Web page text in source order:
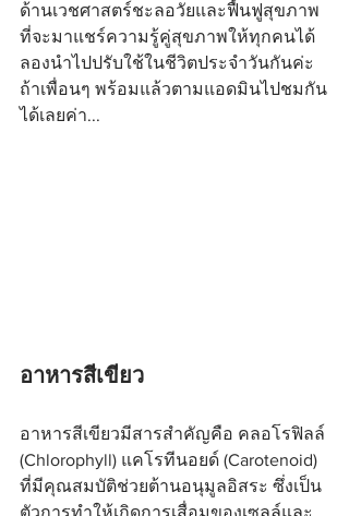
ด้านเวชศาสตร์ชะลอวัยและฟื้นฟูสุขภาพ
ที่จะมาแชร์ความรู้คู่สุขภาพให้ทุกคนได้
ลองนำไปปรับใช้ในชีวิตประจำวันกันค่ะ
ถ้าเพื่อนๆ พร้อมแล้วตามแอดมินไปชมกัน
ได้เลยค่า...
อาหารสีเขียว
อาหารสีเขียวมีสารสำคัญคือ คลอโรฟิลล์
(Chlorophyll) แคโรทีนอยด์ (Carotenoid)
ที่มีคุณสมบัติช่วยต้านอนุมูลอิสระ ซึ่งเป็น
ตัวการทำให้เกิดการเสื่อมของเซลล์และ